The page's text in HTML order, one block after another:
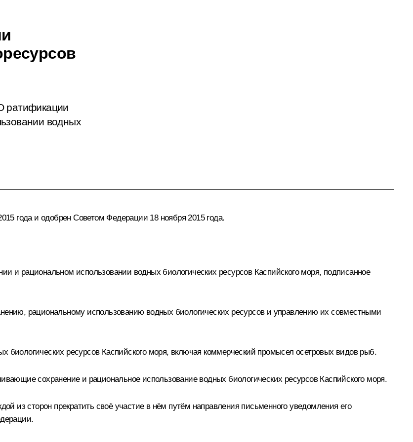
ратификации
водных
года и одобрен Советом Федерации 18 ноября 2015 года.
и рациональном использовании водных биологических ресурсов Каспийского моря, подписанное
рациональному использованию водных биологических ресурсов и управлению их совместными
биологических ресурсов Каспийского моря, включая коммерческий промысел осетровых видов рыб.
сохранение и рациональное использование водных биологических ресурсов Каспийского моря.
из сторон прекратить своё участие в нём путём направления письменного уведомления его